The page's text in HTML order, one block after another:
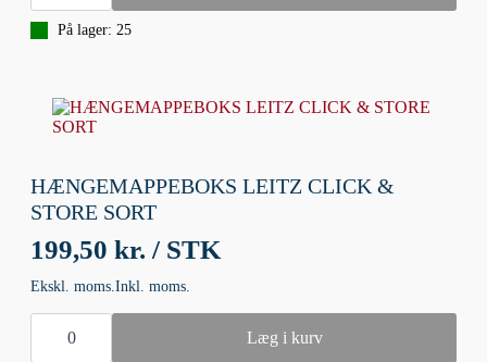
A4
GULPå lager: 25
HÆNGEMAPPEBOKS LEITZ CLICK &
STORE SORT
199,50 kr. / STK
Ekskl. moms. Inkl. moms.
HÆNGEMAPPEBOKS
LEITZ
Læg i kurv